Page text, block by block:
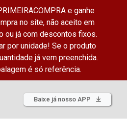
e ganhe
no site, não aceito em
ou já com descontos fixos.
por unidade! Se o produto
já vem preenchida.
é só referência.
Baixe já nosso APP